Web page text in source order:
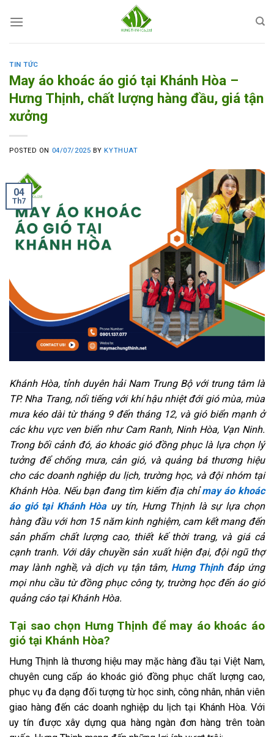
TIN TỨC
May áo khoác áo gió tại Khánh Hòa –
Hưng Thịnh, chất lượng hàng đầu, giá tận
xưởng
POSTED ON 04/07/2025 BYKYTHUAT
04
Th7
Khánh Hòa, tỉnh duyên hải Nam Trung Bộ với trung tâm là
TP. Nha Trang, nổi tiếng với khí hậu nhiệt đới gió mùa, mùa
mưa kéo dài từ tháng 9 đến tháng 12, và gió biển mạnh ở
các khu vực ven biển như Cam Ranh, Ninh Hòa, Vạn Ninh.
Trong bối cảnh đó, áo khoác gió đồng phục là lựa chọn lý
tưởng để chống mưa, cản gió, và quảng bá thương hiệu
cho các doanh nghiệp du lịch, trường học, và đội nhóm tại
Khánh Hòa. Nếu bạn đang tìm kiếm địa chỉmay áo khoác
áo gió tại Khánh Hòauy tín, Hưng Thịnh là sự lựa chọn
hàng đầu với hơn 15 năm kinh nghiệm, cam kết mang đến
sản phẩm chất lượng cao, thiết kế thời trang, và giá cả
cạnh tranh. Với dây chuyền sản xuất hiện đại, đội ngũ thợ
may lành nghề, và dịch vụ tận tâm,Hưng Thịnhđáp ứng
mọi nhu cầu từ đồng phục công ty, trường học đến áo gió
quảng cáo tại Khánh Hòa.
Tại sao chọn Hưng Thịnh để may áo khoác áo
gió tại Khánh Hòa?
Hưng Thịnh là thương hiệu may mặc hàng đầu tại Việt Nam,
chuyên cung cấp áo khoác gió đồng phục chất lượng cao,
phục vụ đa dạng đối tượng từ học sinh, công nhân, nhân viên
giao hàng đến các doanh nghiệp du lịch tại Khánh Hòa. Với
uy tín được xây dựng qua hàng ngàn đơn hàng trên toàn